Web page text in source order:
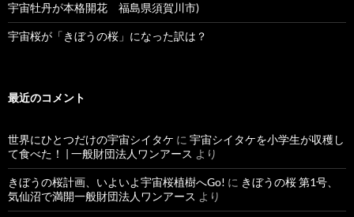
宇宙牡丹が本格開花 福島県須賀川市)
宇宙桜が「きぼうの桜」になった訳は？
最近のコメント
世界にひとつだけの宇宙シイタケ に 宇宙シイタケを小学生が収穫し
て食べた！ | 一般財団法人ワンアース より
きぼうの桜計画、いよいよ宇宙桜植樹へGo! に きぼうの桜 第1号、
気仙沼で満開一般財団法人ワンアース より